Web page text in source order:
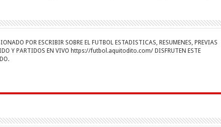
n er m ti
r
POR ESCRIBIR SOBRE EL FUTBOL ESTADISTICAS, RESUMENES, PREVIAS
Y PARTIDOS EN VIVO https://futbol.aquitodito.com/ DISFRUTEN ESTE